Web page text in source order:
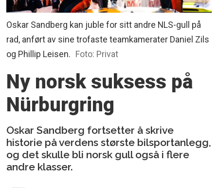
Oskar Sandberg kan juble for sitt andre NLS-gull på
rad, anført av sine trofaste teamkamerater Daniel Zils
og Phillip Leisen. Foto: Privat
Ny norsk suksess på
Nürburgring
Oskar Sandberg fortsetter å skrive
historie på verdens største bilsportanlegg,
og det skulle bli norsk gull også i flere
andre klasser.